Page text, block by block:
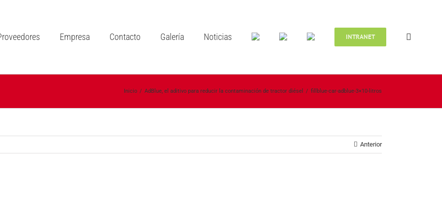
Empresa Contacto Galería Noticias INTRANET
Inicio / AdBlue, el aditivo para reducir la contaminación de tractor diésel / fillblue-car-adblue-3×10-litros
Anterior